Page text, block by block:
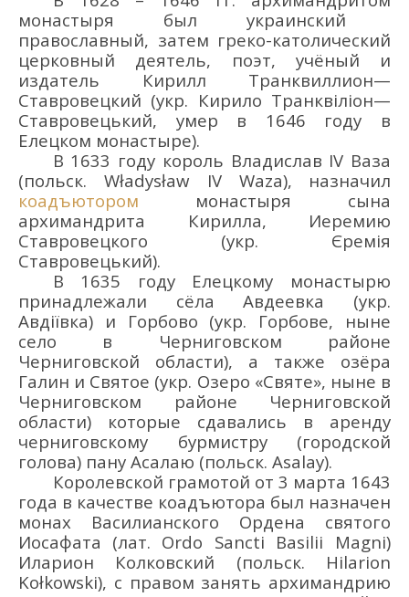
монастыря был украинский
православный, затем греко-католический
церковный деятель, поэт, учёный и
издатель Кирилл Транквиллион—
Ставровецкий (укр. Кирило Транквіліон—
Ставровецький, умер в 1646 году в
Елецком монастыре).
В 1633 году король Владислав IV Ваза
(польск. Władysław IV Waza),
назначил
коадъютором
монастыря сына
архимандрита Кирилла, Иеремию
Ставровецкого (укр. Єремія
Ставровецький).
В 1635 году Елецкому монастырю
принадлежали сёла Авдеевка (укр.
Авдіївка) и Горбово (укр. Горбове, ныне
село в Черниговском районе
Черниговской области), а также озёра
Галин и Святое (укр. Озеро «Святе», ныне в
Черниговском районе Черниговской
области) которые сдавались в аренду
черниговскому бурмистру(городской
голова) пану Асалаю (польск. Asalay).
Королевской грамотой от 3 марта 1643
года в качестве коадъютора был назначен
монах Василианского Ордена святого
Иосафата (лат. Ordo Sancti Basilii Magni)
Иларион Колковский (польск. Hilarion
Kołkowski), с правом занять архимандрию